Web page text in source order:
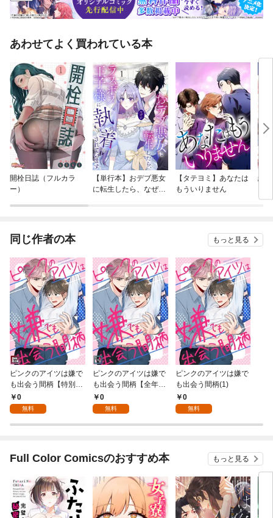
あわせてよく買われている本
開栓日誌（フルカラ
ー）
【単行本】おデブ悪女
に転生したら、なぜか
【タテヨミ】あなたは
もういりません
結
同じ作者の本 もっと見る
ピンクのアイツは嫌で
も出会う間柄【特別修
正版】(1)
0
無料
ピンクのアイツは嫌で
も出会う間柄【全年齢
版】(1)
0
無料
ピンクのアイツは嫌で
も出会う間柄(1)
0
無料
Full Color Comicsのおすすめ本 もっと見る